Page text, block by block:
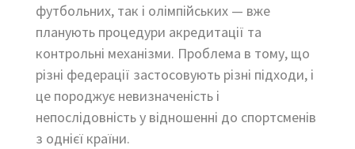
футбольних, так і олімпійських — вже
планують процедури акредитації та
контрольні механізми. Проблема в тому, що
різні федерації застосовують різні підходи, і
це породжує невизначеність і
непослідовність у відношенні до спортсменів
з однієї країни.